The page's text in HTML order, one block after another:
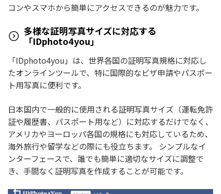
コンやスマホから簡単にアクセスできるのが魅力です。
多様な証明写真サイズに対応する
「IDphoto4you」
「IDphoto4you」は、世界各国の証明写真規格に対応し
たオンラインツールで、特に国際的なビザ申請やパスポー
ト用写真に便利です。
日本国内で一般的に使用される証明写真サイズ（運転免許
証や履歴書、パスポート用など）に対応するだけでなく、
アメリカやヨーロッパ各国の規格にも対応しているため、
海外旅行や留学などの際にも役立ちます。 シンプルなイ
ンターフェースで、誰でも簡単に適切なサイズに調整で
き、手間なく証明写真を作成することが可能です。